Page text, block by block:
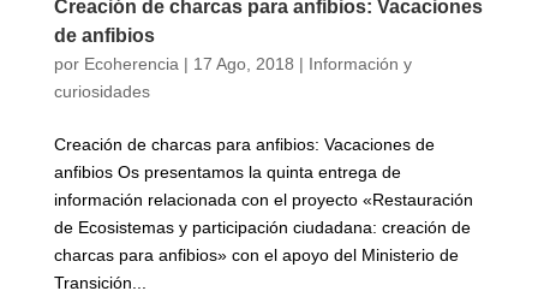
Creación de charcas para anfibios: Vacaciones
de anfibios
por Ecoherencia | 17 Ago, 2018 | Información y
curiosidades
Creación de charcas para anfibios: Vacaciones de
anfibios Os presentamos la quinta entrega de
información relacionada con el proyecto «Restauración
de Ecosistemas y participación ciudadana: creación de
charcas para anfibios» con el apoyo del Ministerio de
Transición...